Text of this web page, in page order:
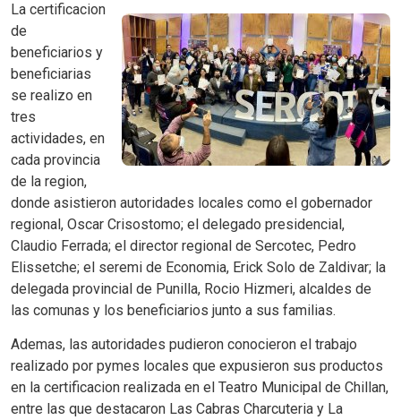
La certificacion
de
beneficiarios y
beneficiarias
se realizo en
tres
actividades, en
cada provincia
de la region,
donde asistieron autoridades locales como el gobernador
regional, Oscar Crisostomo; el delegado presidencial,
Claudio Ferrada; el director regional de Sercotec, Pedro
Elissetche; el seremi de Economia, Erick Solo de Zaldivar; la
delegada provincial de Punilla, Rocio Hizmeri, alcaldes de
las comunas y los beneficiarios junto a sus familias.
Ademas, las autoridades pudieron conocieron el trabajo
realizado por pymes locales que expusieron sus productos
en la certificacion realizada en el Teatro Municipal de Chillan,
entre las que destacaron Las Cabras Charcuteria y La